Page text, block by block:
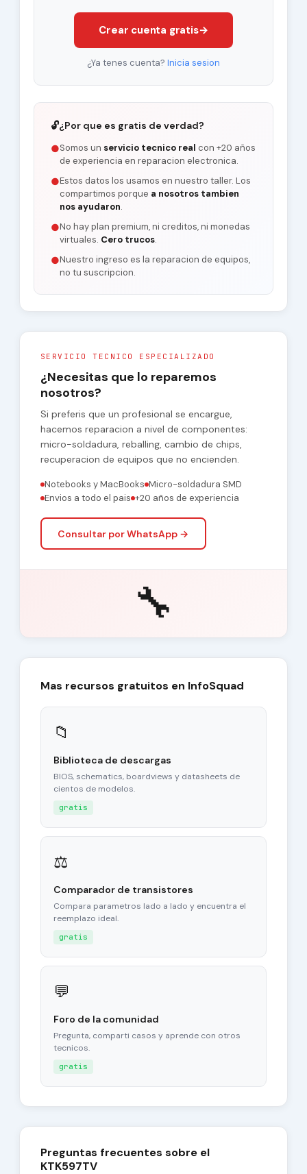
Crear cuenta gratis→
¿Ya tenes cuenta? Inicia sesion
🔓¿Por que es gratis de verdad?
●Somos un servicio tecnico real con +20 años
de experiencia en reparacion electronica.
●Estos datos los usamos en nuestro taller. Los
compartimos porque a nosotros tambien
nos ayudaron.
●No hay plan premium, ni creditos, ni monedas
virtuales. Cero trucos.
●Nuestro ingreso es la reparacion de equipos,
no tu suscripcion.
SERVICIO TECNICO ESPECIALIZADO
¿Necesitas que lo reparemos
nosotros?
Si preferis que un profesional se encargue,
hacemos reparacion a nivel de componentes:
micro-soldadura, reballing, cambio de chips,
recuperacion de equipos que no encienden.
Notebooks y MacBooks Micro-soldadura SMD
Envios a todo el pais +20 años de experiencia
Consultar por WhatsApp →
🔧
Mas recursos gratuitos en InfoSquad
📁
Biblioteca de descargas
BIOS, schematics, boardviews y datasheets de
cientos de modelos.
gratis
⚖
Comparador de transistores
Compara parametros lado a lado y encuentra el
reemplazo ideal.
gratis
💬
Foro de la comunidad
Pregunta, comparti casos y aprende con otros
tecnicos.
gratis
Preguntas frecuentes sobre el
KTK597TV